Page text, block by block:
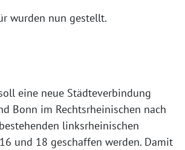
wurden nun gestellt.
eine neue Städteverbindung
Bonn im Rechtsrheinischen nach
linksrheinischen
und 18 geschaffen werden. Damit